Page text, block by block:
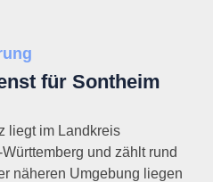
für Sontheim
liegt im Landkreis
und zählt rund
näheren Umgebung liegen